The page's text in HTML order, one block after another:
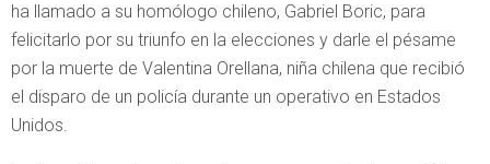
ha llamado a su homólogo chileno, Gabriel Boric, para
felicitarlo por su triunfo en la elecciones y darle el pésame
por la muerte de Valentina Orellana, niña chilena que recibió
el disparo de un policía durante un operativo en Estados
Unidos.